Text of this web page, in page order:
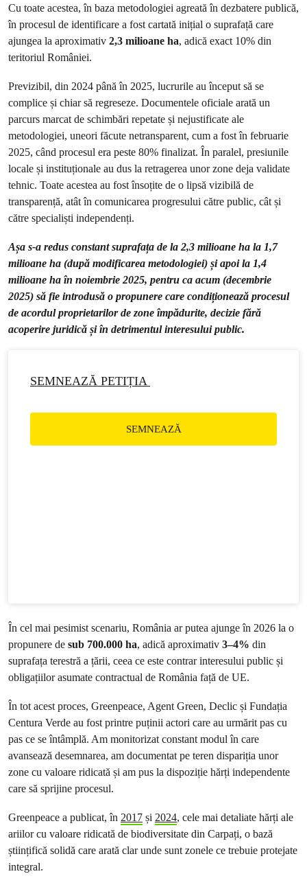
Cu toate acestea, în baza metodologiei agreată în dezbatere publică,
în procesul de identificare a fost cartată inițial o suprafață care
ajungea la aproximativ 2,3 milioane ha, adică exact 10% din
teritoriul României.
Previzibil, din 2024 până în 2025, lucrurile au început să se
complice și chiar să regreseze. Documentele oficiale arată un
parcurs marcat de schimbări repetate și nejustificate ale
metodologiei, uneori făcute netransparent, cum a fost în februarie
2025, când procesul era peste 80% finalizat. În paralel, presiunile
locale și instituționale au dus la retragerea unor zone deja validate
tehnic. Toate acestea au fost însoțite de o lipsă vizibilă de
transparență, atât în comunicarea progresului către public, cât și
către specialiști independenți.
Așa s-a redus constant suprafața de la 2,3 milioane ha la 1,7
milioane ha (după modificarea metodologiei) și apoi la 1,4
milioane ha în noiembrie 2025, pentru ca acum (decembrie
2025) să fie introdusă o propunere care condiționează procesul
de acordul proprietarilor de zone împădurite, decizie fără
acoperire juridică și în detrimentul interesului public.
SEMNEAZĂ PETIȚIA
SEMNEAZĂ
În cel mai pesimist scenariu, România ar putea ajunge în 2026 la o
propunere de sub 700.000 ha, adică aproximativ 3–4% din
suprafața terestră a țării, ceea ce este contrar interesului public și
obligațiilor asumate contractual de România față de UE.
În tot acest proces, Greenpeace, Agent Green, Declic și Fundația
Centura Verde au fost printre puținii actori care au urmărit pas cu
pas ce se întâmplă. Am monitorizat constant modul în care
avansează desemnarea, am documentat pe teren dispariția unor
zone cu valoare ridicată și am pus la dispoziție hărți independente
care să sprijine procesul.
Greenpeace a publicat, în 2017 și 2024, cele mai detaliate hărți ale
ariilor cu valoare ridicată de biodiversitate din Carpați, o bază
științifică solidă care arată clar unde sunt zonele ce trebuie protejate
integral.